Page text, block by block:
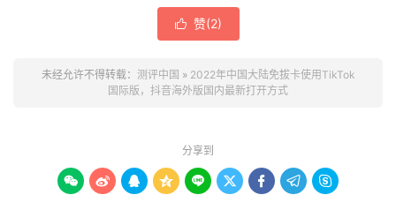
 赞(2)
未经允许不得转载： 测评中国 » 2022年中国大陆免拔卡使用TikTok
国际版，抖音海外版国内最新打开方式
分享到
        